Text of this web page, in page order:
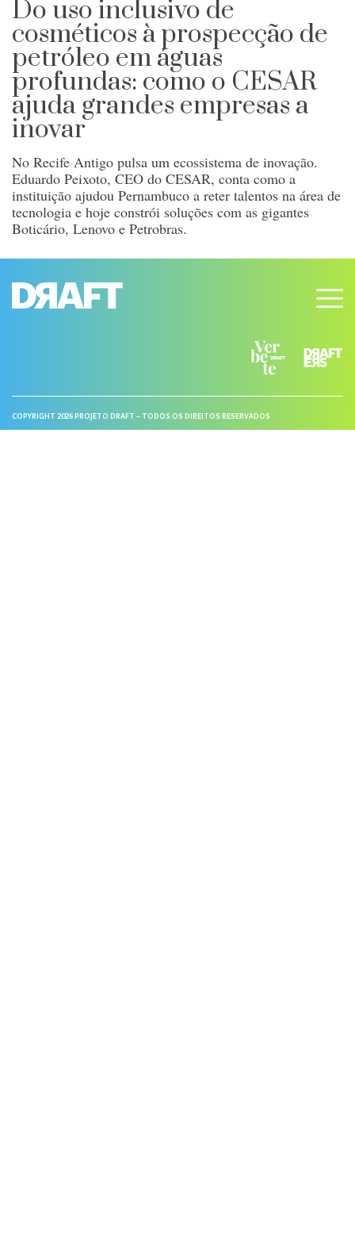
Do uso inclusivo de
cosméticos à prospecção de
petróleo em águas
profundas: como o CESAR
ajuda grandes empresas a
inovar
No Recife Antigo pulsa um ecossistema de inovação.
Eduardo Peixoto, CEO do CESAR, conta como a
instituição ajudou Pernambuco a reter talentos na área de
tecnologia e hoje constrói soluções com as gigantes
Boticário, Lenovo e Petrobras.
COPYRIGHT 2026 PROJETO DRAFT – TODOS OS DIREITOS RESERVADOS